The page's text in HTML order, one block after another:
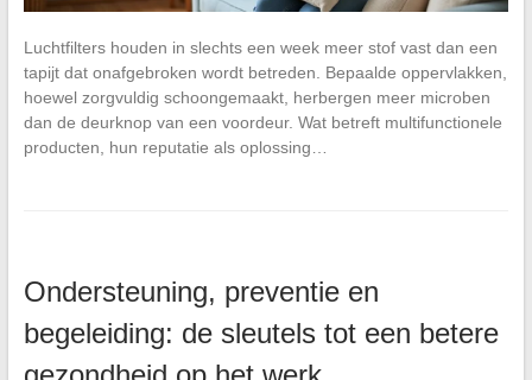
Luchtfilters houden in slechts een week meer stof vast dan een
tapijt dat onafgebroken wordt betreden. Bepaalde oppervlakken,
hoewel zorgvuldig schoongemaakt, herbergen meer microben
dan de deurknop van een voordeur. Wat betreft multifunctionele
producten, hun reputatie als oplossing…
Ondersteuning, preventie en
begeleiding: de sleutels tot een betere